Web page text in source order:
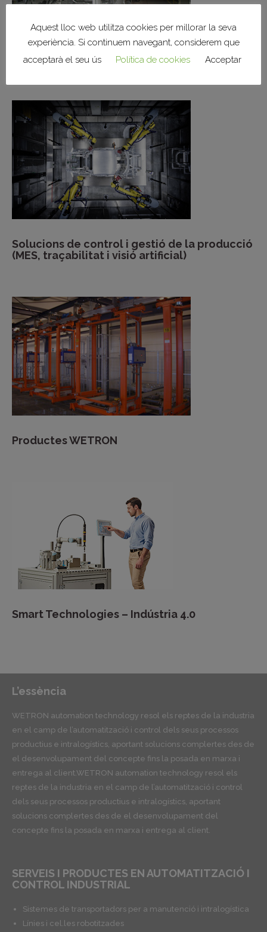
Instal·lacions d’infraestructures de fàbrica
(il·luminació, potència, climatització i xarxes)
Solucions de control i gestió de la producció
(MES, traçabilitat i visió artificial)
Productes WETRON
Smart Technologies – Indústria 4.0
L’essència
WETRON automation technology resol els reptes de la industria
en el camp de l’automatització i control dels seus processos
productius e intralogístics, aportant solucions complertes des de
el desenvolupament del concepte fins la posada en marxa i
entrega al client.WETRON automation technology resol els
reptes de la industria en el camp de l’automatització i control
dels seus processos productius e intralogístics, aportant
solucions complertes des de el desenvolupament del
concepte fins la posada en marxa i entrega al client.
SERVEIS I PRODUCTES EN AUTOMATITZACIÓ I
CONTROL INDUSTRIAL
Sistemes de transportadors per a manutenció i intralogística
Línies i cel.les robotitzades
Aquest lloc web utilitza cookies per millorar la seva
experiència. Si continuem navegant, considerem que
acceptarà el seu ús
Política de cookies Acceptar